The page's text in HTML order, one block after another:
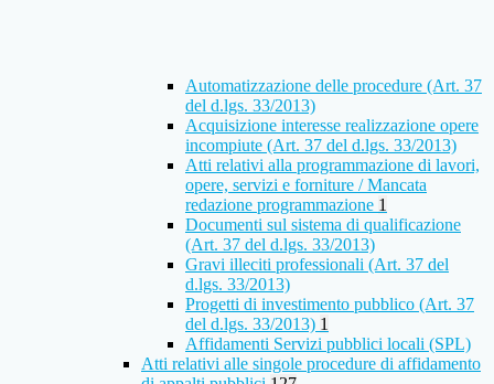
Automatizzazione delle procedure (Art. 37
del d.lgs. 33/2013)
Acquisizione interesse realizzazione opere
incompiute (Art. 37 del d.lgs. 33/2013)
Atti relativi alla programmazione di lavori,
opere, servizi e forniture / Mancata
redazione programmazione 1
Documenti sul sistema di qualificazione
(Art. 37 del d.lgs. 33/2013)
Gravi illeciti professionali (Art. 37 del
d.lgs. 33/2013)
Progetti di investimento pubblico (Art. 37
del d.lgs. 33/2013) 1
Affidamenti Servizi pubblici locali (SPL)
Atti relativi alle singole procedure di affidamento